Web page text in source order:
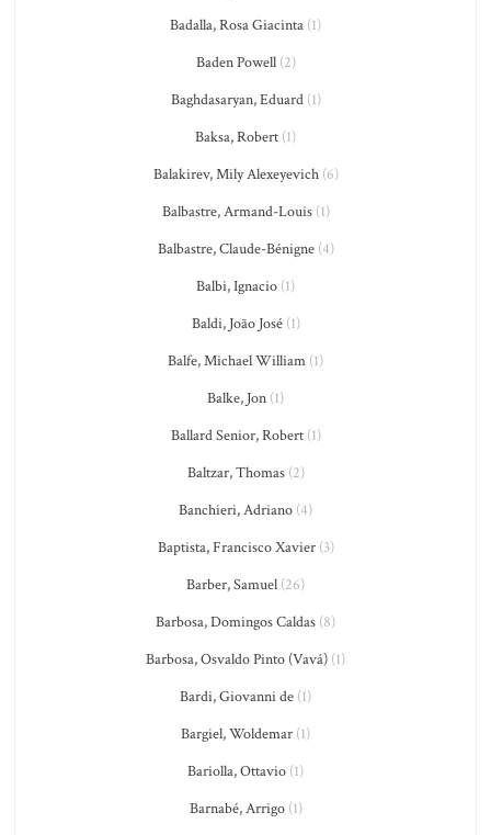
Badalla, Rosa Giacinta (1)
Baden Powell(2)
Baghdasaryan, Eduard(1)
Baksa, Robert (1)
Balakirev, Mily Alexeyevich(6)
Balbastre, Armand-Louis(1)
Balbastre, Claude-Bénigne(4)
Balbi, Ignacio (1)
Baldi, João José(1)
Balfe, Michael William (1)
Balke, Jon (1)
Ballard Senior, Robert(1)
Baltzar, Thomas(2)
Banchieri, Adriano (4)
Baptista, Francisco Xavier(3)
Barber, Samuel (26)
Barbosa, Domingos Caldas (8)
Barbosa, Osvaldo Pinto (Vavá) (1)
Bardi, Giovanni de (1)
Bargiel, Woldemar (1)
Bariolla, Ottavio (1)
Barnabé, Arrigo(1)